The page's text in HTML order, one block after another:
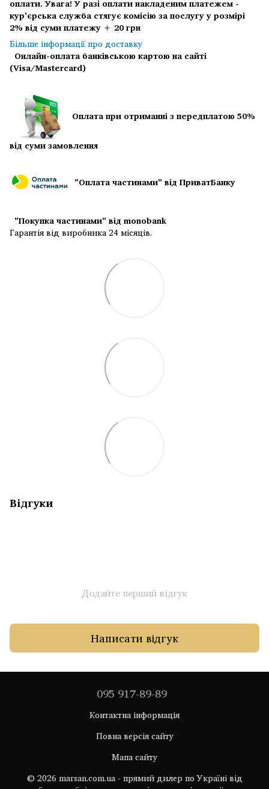
оплати.Увага! У разі оплати накладеним платежем -
кур'єрська служба стягує комісію за послугу у розмірі
2% від суми платежу + 20 грн
Більше інформації про доставку
Онлайн-оплата банківською картою на сайті
(Visa/Mastercard)
Оплата при отриманні з передплатою 50%
від суми замовлення
"Оплата частинами" від ПриватБанку
"Покупка частинами" від monobank
Гарантія від виробника 24 місяців.
Відгуки
Додайте перший відгук
Написати відгук
095 917-89-89
Контактна інформація
Повна версія сайту
Мапа сайту
© 2026 marsan.com.ua - прямий дилер по Україні від